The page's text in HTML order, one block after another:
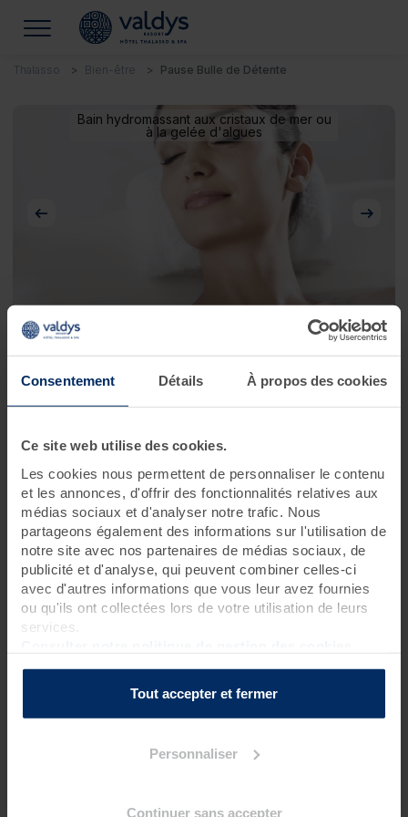
Consentement Détails À propos des cookies
Ce site web utilise des cookies.
Les cookies nous permettent de personnaliser le contenu
et les annonces, d'offrir des fonctionnalités relatives aux
médias sociaux et d'analyser notre trafic. Nous
partageons également des informations sur l'utilisation de
notre site avec nos partenaires de médias sociaux, de
publicité et d'analyse, qui peuvent combiner celles-ci
avec d'autres informations que vous leur avez fournies
ou qu'ils ont collectées lors de votre utilisation de leurs
services.
Tout accepter et fermer
Personnaliser
Continuer sans accepter
Thalasso Bien-être Pause Bulle de Détente
Bain hydromassant aux cristaux de mer ou
à la gelée d'algues
Pause Bulle de Détente
Les plaisirs de la thalasso et du spa !
1 jour • 2 soins
Profitez de quelques heures pour vous ressourcer en toute
quiétude et vivre pleinement les bienfaits d'un lieu unique.
Pause possible tous les jours.
Rendez-vous à 8h40 pour une réservation le matin
Rendez-vous à 13h40 pour une réservation l’après-midi
Pour connaître l’heure de début de votre premier soin bien-
être, nous vous inviterons à contacter la thalasso 48h avant
La journée est à vous !
Programme des soins